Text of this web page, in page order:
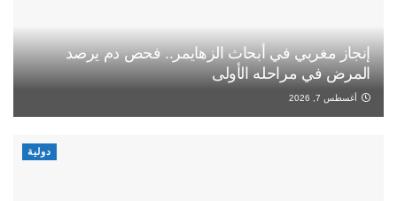
إنجاز مغربي في أبحاث الزهايمر.. فحص دم يرصد
المرض في مراحله الأولى
أغسطس 7, 2026
دولية